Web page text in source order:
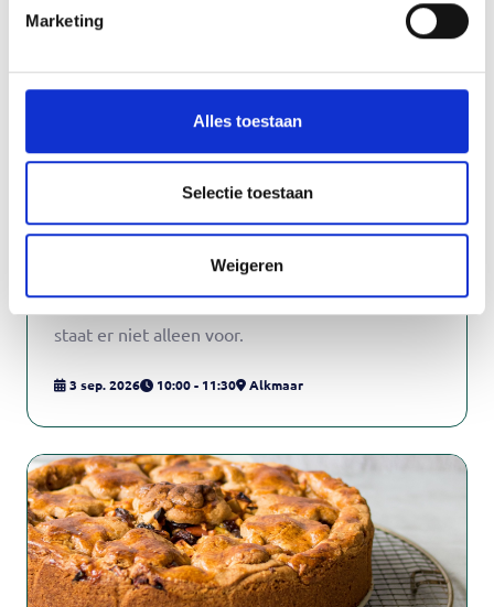
Marketing
Alles toestaan
Selectie toestaan
Weigeren
Familie- en naastengroep GGZ
Zorg je voor iemand met psychische klachten? Je
staat er niet alleen voor.
3 sep. 2026 10:00 - 11:30 Alkmaar